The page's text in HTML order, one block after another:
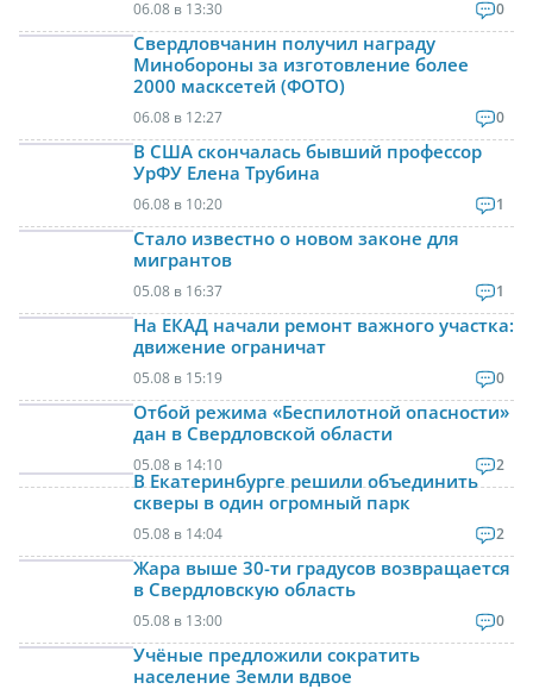
06.08 в 13:30 0
Свердловчанин получил награду
Минобороны за изготовление более
2000 масксетей (ФОТО)
06.08 в 12:27 0
В США скончалась бывший профессор
УрФУ Елена Трубина
06.08 в 10:20 1
Стало известно о новом законе для
мигрантов
05.08 в 16:37 1
На ЕКАД начали ремонт важного участка:
движение ограничат
05.08 в 15:19 0
Отбой режима «Беспилотной опасности»
дан в Свердловской области
05.08 в 14:10 2
В Екатеринбурге решили объединить
скверы в один огромный парк
05.08 в 14:04 2
Жара выше 30-ти градусов возвращается
в Свердловскую область
05.08 в 13:00 0
Учёные предложили сократить
население Земли вдвое